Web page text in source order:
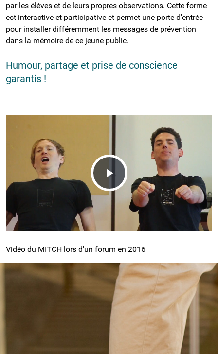
par les élèves et de leurs propres observations. Cette forme
est interactive et participative et permet une porte d'entrée
pour installer différemment les messages de prévention
dans la mémoire de ce jeune public.
Humour, partage et prise de conscience
garantis !
Lire
vidéo
Vidéo du MITCH lors d'un forum en 2016
EDPM ET VEA : LES NOUVELLES
MOBILITÉS
L'espace urbain est partagé par un grand
nombre d'usagers : piétons, voitures, motos,
les nouveaux Engins de